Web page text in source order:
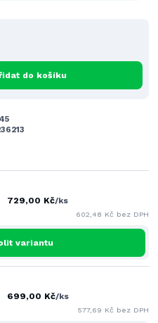
do košíku
729,00 Kč/ks
602,48 Kč bez DPH
variantu
699,00 Kč/ks
577,69 Kč bez DPH